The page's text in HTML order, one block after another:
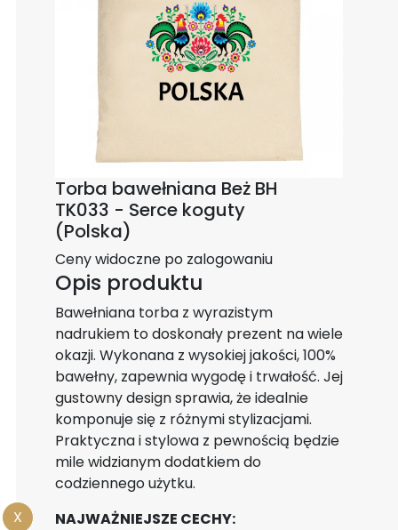
X
Torba bawełniana Beż BH
TK033 - Serce koguty
(Polska)
Ceny widoczne po zalogowaniu
Opis produktu
Bawełniana torba z wyrazistym
nadrukiem to doskonały prezent na wiele
okazji. Wykonana z wysokiej jakości, 100%
bawełny, zapewnia wygodę i trwałość. Jej
gustowny design sprawia, że idealnie
komponuje się z różnymi stylizacjami.
Praktyczna i stylowa z pewnością będzie
mile widzianym dodatkiem do
codziennego użytku.
NAJWAŻNIEJSZE CECHY: